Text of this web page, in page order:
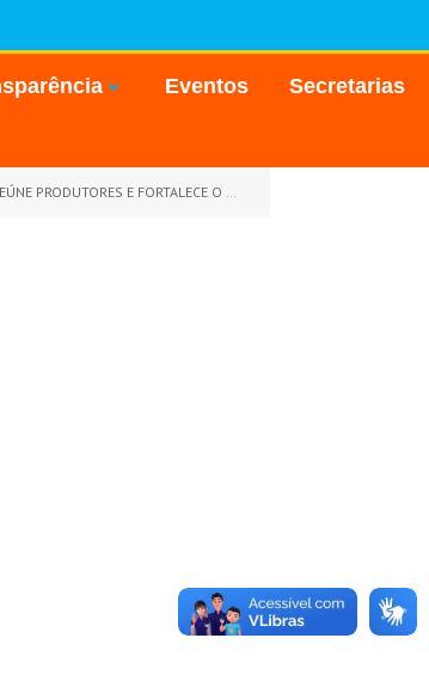
Eventos Secretarias
E FORTALECE O SETOR AGROPECUÁRIO